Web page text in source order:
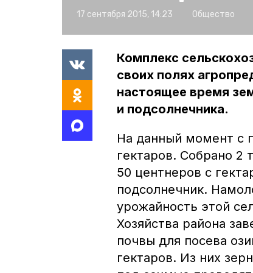
17 сентября 2015, 14:23 Общество
Комплекс
своих полях
настоящее время
и подсолнечника.
На данный момент с
гектаров. Собрано 2
50 центнеров с
подсолнечник.
урожайность этой
Хозяйства района
почвы для посева
гектаров. Из них